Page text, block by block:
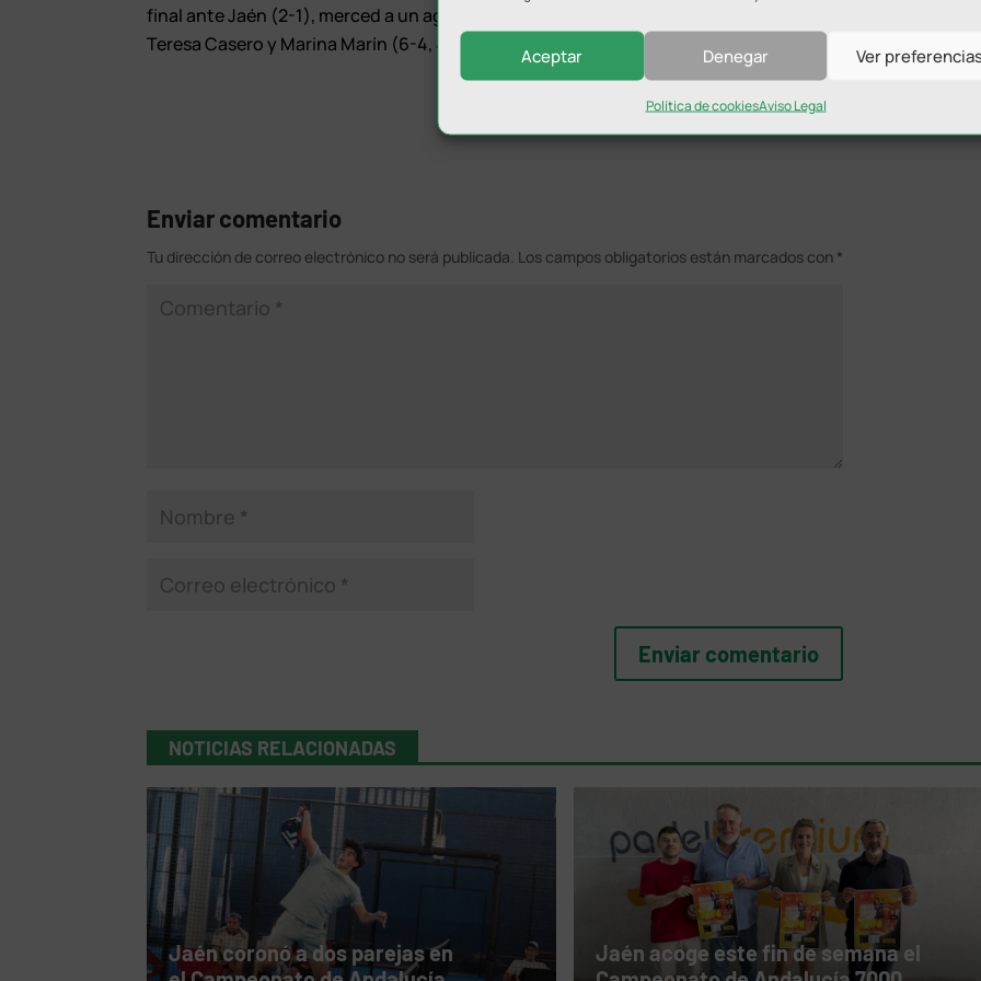
Aceptar Denegar Ver
Política de cookiesAviso Legal
final ante Jaén (2-1), merced a un agónico triunfo firmado por Elena Millán y Carla Ramos contra
Teresa Casero y Marina Marín (6-4, 4-6 y 7-6).
Enviar comentario
Tu dirección de correo electrónico no será publicada. Los campos obligatorios están marcados con *
NOTICIAS RELACIONADAS
Jaén coronó a dos parejas en
Jaén acoge este fin de semana el